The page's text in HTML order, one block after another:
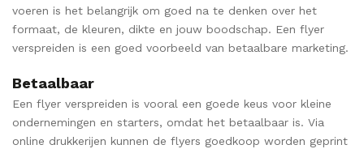
voeren is het belangrijk om goed na te denken over het
formaat, de kleuren, dikte en jouw boodschap. Een flyer
verspreiden is een goed voorbeeld van betaalbare marketing.
Betaalbaar
Een flyer verspreiden is vooral een goede keus voor kleine
ondernemingen en starters, omdat het betaalbaar is. Via
online drukkerijen kunnen de flyers goedkoop worden geprint